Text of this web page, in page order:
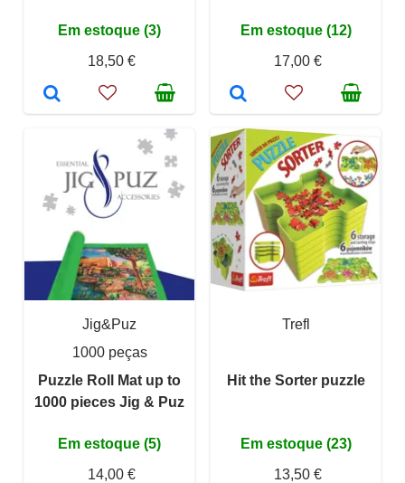
Em estoque (3)
18,50 €
Em estoque (12)
17,00 €
Jig&Puz
1000 peças
Puzzle Roll Mat up to
1000 pieces Jig & Puz
Em estoque (5)
14,00 €
Trefl
Hit the Sorter puzzle
Em estoque (23)
13,50 €